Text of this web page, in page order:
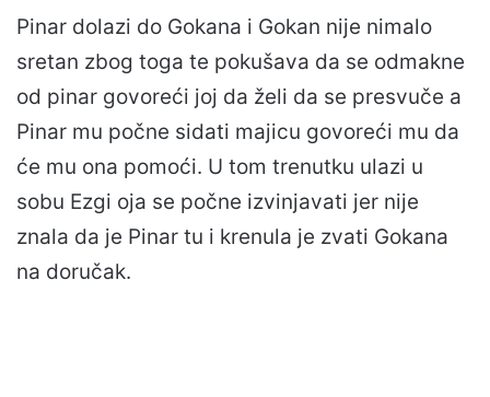
Pinar dolazi do Gokana i Gokan nije nimalo
sretan zbog toga te pokušava da se odmakne
od pinar govoreći joj da želi da se presvuče a
Pinar mu počne sidati majicu govoreći mu da
će mu ona pomoći. U tom trenutku ulazi u
sobu Ezgi oja se počne izvinjavati jer nije
znala da je Pinar tu i krenula je zvati Gokana
na doručak.